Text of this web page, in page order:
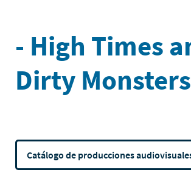
- High Times
Dirty
Catálogo de producciones